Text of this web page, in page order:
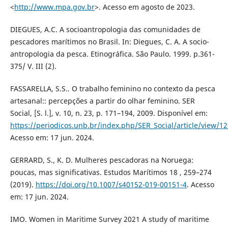
<http://www.mpa.gov.br>. Acesso em agosto de 2023.
DIEGUES, A.C. A socioantropologia das comunidades de
pescadores marítimos no Brasil. In: Diegues, C. A. A socio-
antropologia da pesca. Etinográfica. São Paulo. 1999. p.361-
375/ V. III (2).
FASSARELLA, S.S.. O trabalho feminino no contexto da pesca
artesanal:: percepções a partir do olhar feminino. SER
Social, [S. l.], v. 10, n. 23, p. 171–194, 2009. Disponível em:
https://periodicos.unb.br/index.php/SER_Social/article/view/
Acesso em: 17 jun. 2024.
GERRARD, S., K. D. Mulheres pescadoras na Noruega:
poucas, mas significativas. Estudos Marítimos 18 , 259–274
(2019). https://doi.org/10.1007/s40152-019-00151-4. Acesso
em: 17 jun. 2024.
IMO. Women in Maritime Survey 2021 A study of maritime